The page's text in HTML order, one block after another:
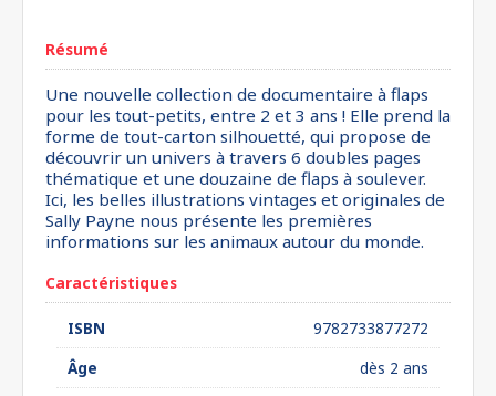
Résumé
Une nouvelle collection de documentaire à flaps
pour les tout-petits, entre 2 et 3 ans ! Elle prend la
forme de tout-carton silhouetté, qui propose de
découvrir un univers à travers 6 doubles pages
thématique et une douzaine de flaps à soulever.
Ici, les belles illustrations vintages et originales de
Sally Payne nous présente les premières
informations sur les animaux autour du monde.
Caractéristiques
ISBN
9782733877272
Âge
dès 2 ans